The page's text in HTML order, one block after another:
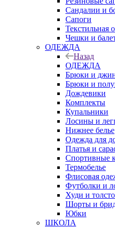
Сандалии и
Сапоги
Текстильная
Чешки и
ОДЕЖДА
Назад
ОДЕЖДА
Брюки и
Брюки и
Дождевики
Комплекты
Купальники
Лосины и
Нижнее белье
Одежда для
Платья и
Спортивные
Термобелье
Флисовая
Футболки и
Худи и
Шорты и
Юбки
ШКОЛА